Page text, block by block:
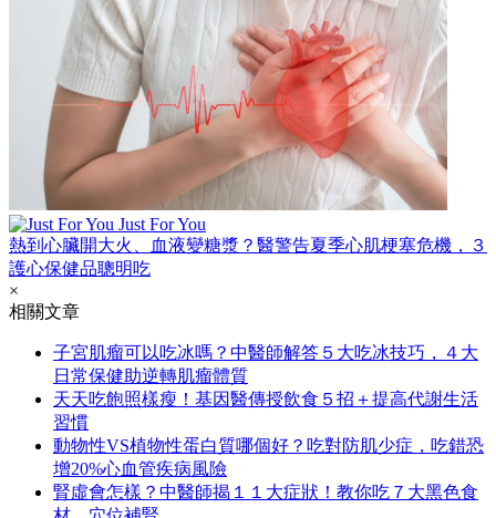
Just For You
熱到心臟開大火、血液變糖漿？醫警告夏季心肌梗塞危機，３
護心保健品聰明吃
×
相關文章
子宮肌瘤可以吃冰嗎？中醫師解答５大吃冰技巧，４大
日常保健助逆轉肌瘤體質
天天吃飽照樣瘦！基因醫傳授飲食５招＋提高代謝生活
習慣
動物性VS植物性蛋白質哪個好？吃對防肌少症，吃錯恐
增20%心血管疾病風險
腎虛會怎樣？中醫師揭１１大症狀！教你吃７大黑色食